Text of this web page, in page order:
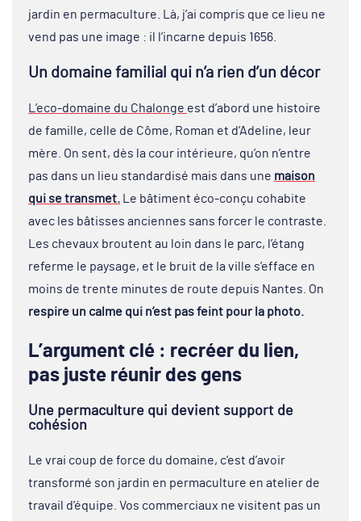
jardin en permaculture. Là, j’ai compris que ce lieu ne
vend pas une image : il l’incarne depuis 1656.
Un domaine familial qui n’a rien d’un décor
L’eco-domaine du Chalonge est d’abord une histoire
de famille, celle de Côme, Roman et d’Adeline, leur
mère. On sent, dès la cour intérieure, qu’on n’entre
pas dans un lieu standardisé mais dans une maison
qui se transmet. Le bâtiment éco-conçu cohabite
avec les bâtisses anciennes sans forcer le contraste.
Les chevaux broutent au loin dans le parc, l’étang
referme le paysage, et le bruit de la ville s’efface en
moins de trente minutes de route depuis Nantes. On
respire un calme qui n’est pas feint pour la photo.
L’argument clé : recréer du lien,
pas juste réunir des gens
Une permaculture qui devient support de
cohésion
Le vrai coup de force du domaine, c’est d’avoir
transformé son jardin en permaculture en atelier de
travail d’équipe. Vos commerciaux ne visitent pas un